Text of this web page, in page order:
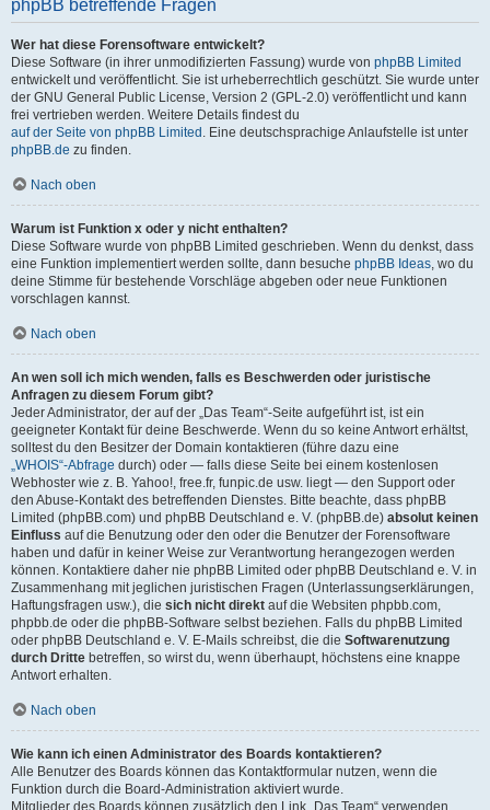
phpBB betreffende Fragen
Wer hat diese Forensoftware entwickelt?
Diese Software (in ihrer unmodifizierten Fassung) wurde von phpBB Limited
entwickelt und veröffentlicht. Sie ist urheberrechtlich geschützt. Sie wurde unter
der GNU General Public License, Version 2 (GPL-2.0) veröffentlicht und kann
frei vertrieben werden. Weitere Details findest du
auf der Seite von phpBB Limited . Eine deutschsprachige Anlaufstelle ist unter
phpBB.de zu finden.
Nach oben
Warum ist Funktion x oder y nicht enthalten?
Diese Software wurde von phpBB Limited geschrieben. Wenn du denkst, dass
eine Funktion implementiert werden sollte, dann besuche phpBB Ideas, wo du
deine Stimme für bestehende Vorschläge abgeben oder neue Funktionen
vorschlagen kannst.
Nach oben
An wen soll ich mich wenden, falls es Beschwerden oder juristische
Anfragen zu diesem Forum gibt?
Jeder Administrator, der auf der „Das Team“-Seite aufgeführt ist, ist ein
geeigneter Kontakt für deine Beschwerde. Wenn du so keine Antwort erhältst,
solltest du den Besitzer der Domain kontaktieren (führe dazu eine
„WHOIS“-Abfrage durch) oder — falls diese Seite bei einem kostenlosen
Webhoster wie z. B. Yahoo!, free.fr, funpic.de usw. liegt — den Support oder
den Abuse-Kontakt des betreffenden Dienstes. Bitte beachte, dass phpBB
Limited (phpBB.com) und phpBB Deutschland e. V. (phpBB.de) absolut keinen
Einfluss auf die Benutzung oder den oder die Benutzer der Forensoftware
haben und dafür in keiner Weise zur Verantwortung herangezogen werden
können. Kontaktiere daher nie phpBB Limited oder phpBB Deutschland e. V. in
Zusammenhang mit jeglichen juristischen Fragen (Unterlassungserklärungen,
Haftungsfragen usw.), die sich nicht direkt auf die Websiten phpbb.com,
phpbb.de oder die phpBB-Software selbst beziehen. Falls du phpBB Limited
oder phpBB Deutschland e. V. E-Mails schreibst, die die Softwarenutzung
durch Dritte betreffen, so wirst du, wenn überhaupt, höchstens eine knappe
Antwort erhalten.
Nach oben
Wie kann ich einen Administrator des Boards kontaktieren?
Alle Benutzer des Boards können das Kontaktformular nutzen, wenn die
Funktion durch die Board-Administration aktiviert wurde.
Mitglieder des Boards können zusätzlich den Link „Das Team“ verwenden.